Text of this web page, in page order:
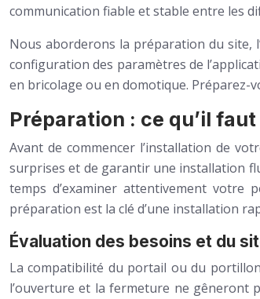
communication fiable et stable entre les
Nous aborderons la préparation du site,
configuration des paramètres de
en bricolage ou en domotique. Préparez-
Préparation : ce qu’il
Avant de commencer l’installation de
surprises et de garantir une installation
temps d’examiner attentivement
préparation est la clé d’une installation
Évaluation des besoins et du
La compatibilité du portail ou du
l’ouverture et la fermeture ne gêneront